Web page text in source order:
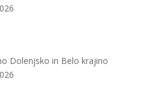
Dolenjsko in Belo krajino